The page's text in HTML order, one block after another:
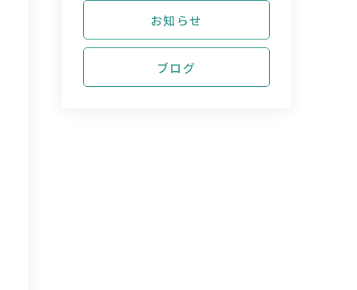
お知らせ
ブログ